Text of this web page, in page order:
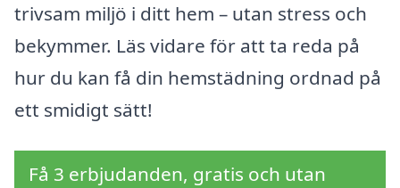
trivsam miljö i ditt hem – utan stress och
bekymmer. Läs vidare för att ta reda på
hur du kan få din hemstädning ordnad på
ett smidigt sätt!
Få 3 erbjudanden, gratis och utan